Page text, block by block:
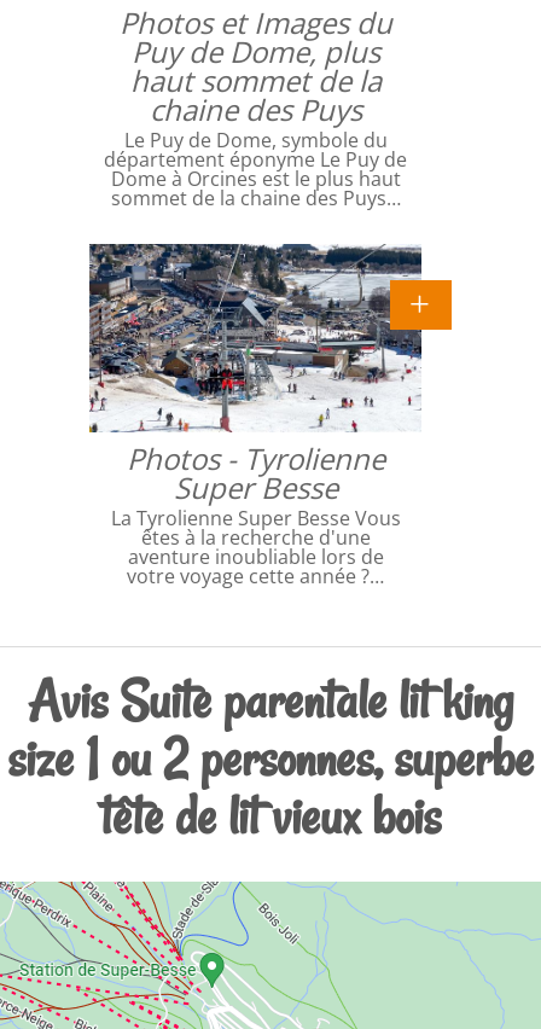
Photos et Images du
Puy de Dome, plus
haut sommet de la
chaine des Puys
Le Puy de Dome, symbole du
département éponyme Le Puy de
Dome à Orcines est le plus haut
sommet de la chaine des Puys…
Photos - Tyrolienne
Super Besse
La Tyrolienne Super Besse Vous
êtes à la recherche d'une
aventure inoubliable lors de
votre voyage cette année ?…
Avis Suite parentale lit king
size 1 ou 2 personnes, superbe
tête de lit vieux bois